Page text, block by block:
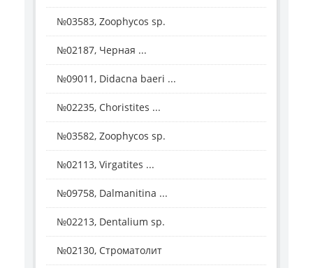
№03583, Zoophycos sp.
№02187, Черная ...
№09011, Didacna baeri ...
№02235, Choristites ...
№03582, Zoophycos sp.
№02113, Virgatites ...
№09758, Dalmanitina ...
№02213, Dentalium sp.
№02130, Строматолит